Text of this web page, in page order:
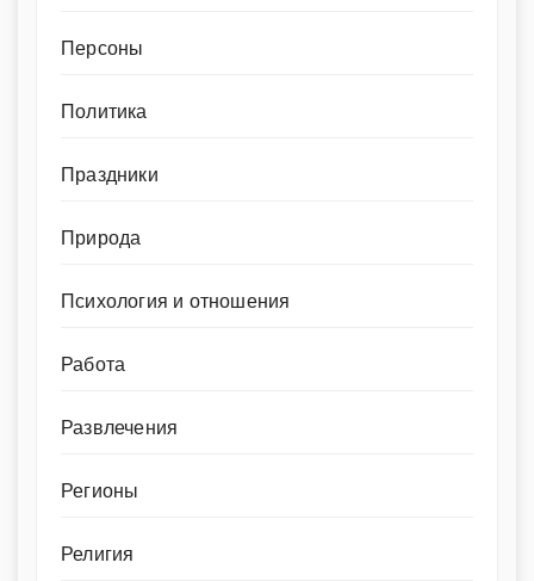
Персоны
Политика
Праздники
Природа
Психология и отношения
Работа
Развлечения
Регионы
Религия